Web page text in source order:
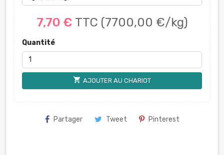
7,70 € TTC (7700,00 €/kg)
Quantité
shopping_cart AJOUTER AU CHARIOT
Partager Tweet Pinterest